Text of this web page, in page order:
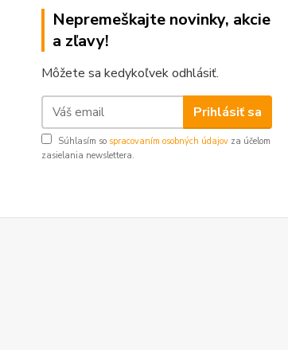
Nepremeškajte novinky, akcie
a zľavy!
Môžete sa kedykoľvek odhlásiť.
Prihlásiť sa
Súhlasím so spracovaním osobných údajov za účelom
zasielania newslettera.